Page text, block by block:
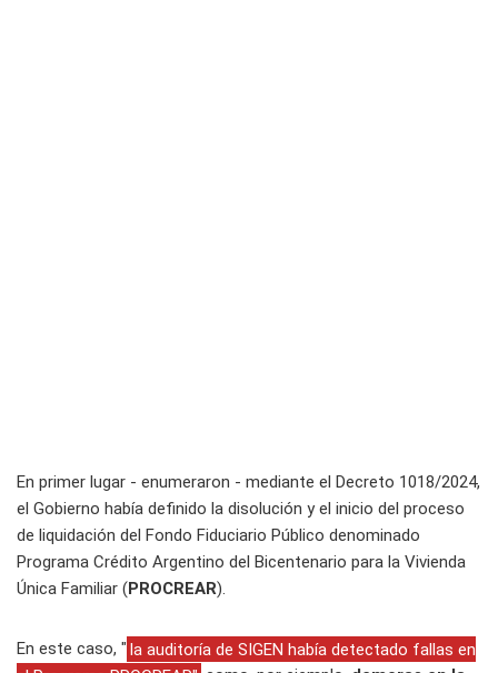
En primer lugar - enumeraron - mediante el Decreto 1018/2024,
el Gobierno había definido la disolución y el inicio del proceso
de liquidación del Fondo Fiduciario Público denominado
Programa Crédito Argentino del Bicentenario para la Vivienda
Única Familiar (PROCREAR).
En este caso, " la auditoría de SIGEN había detectado fallas en